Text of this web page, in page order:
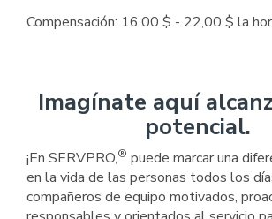
Compensación: 16,00 $ - 22,00 $ la
Imagínate aquí
potencial.
¡En SERVPRO,® puede marcar una
en la vida de las personas todos los
compañeros de equipo motivados,